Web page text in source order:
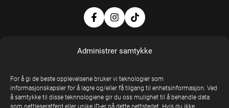
Administrer samtykke
For å gi de beste opplevelsene bruker vi teknologier som
informasjonskapsler for å lagre og/eller få tilgang til enhetsinformasjon. Ved
å samtykke til disse teknnologiene gir du oss mulighet til å behandle data
som nettleseratferd eller unike ID-er på dette nettstedet. Hvis du ikke
United Stage